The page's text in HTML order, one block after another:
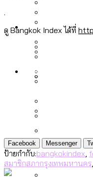
สังเกตกา
เรียนที่เรา
กทม. มีอำ
ที่อาศัยอยู่
ขยะของคน
ฉะเชิงเท
งบระบาย
2569) ขอ
ความเกลี
Speech ที่
ความขัดแ
กรุงเทพฯ
คอนเสิร์ตแ
งาน ตั้งแต่
ควันบุหรี่ที่
สำรวจเศ
Bangkok
สำรวจงบป
ผ่าน
สำรวจสังค
สังคมสูงวั
กรุงเทพฯ
กรุงเทพฯ
คนตายมาก
สังคมผู้สูง
สำรวจเห
คำนำหน้าน
[ข้อมูลดิบ]
Project
Bangkok
About Us
.
ดู Bangkok Index ได้ที่
Facebook Messenger
ป้ายกำกับ:bangkokindex
สมาชิกสภากรุงเทพมหานคร